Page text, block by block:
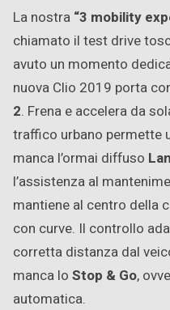
La nostra “3 mobility
chiamato il test drive
avuto un momento
nuova Clio 2019 porta
2. Frena e accelera da
traffico urbano permette
manca l’ormai diffuso
l’assistenza al
mantiene al centro della
con curve. Il controllo
corretta distanza dal
manca lo Stop & Go,
automatica.